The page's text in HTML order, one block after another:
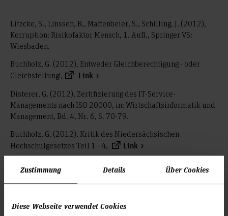
Zustimmung Details Über Cookies
Diese Webseite verwendet Cookies
Litzcke, S., Linssen, R., Maffenbeier, S., Schilling, J. (2012),
Korruption: Risikofaktor Mensch, 1. Aufl., Springer VS:
Wiesbaden.
Buchholz, G. (2012), Entweder Gleichberechtigung - oder
Gleichstellung!,
Link
Disterer, G. (2012), Zertifizierung des IT-Service-
Managements nach ISO 20000, in: Wirtschaftsinformatik und
Management, Bd. 4, Nr. 6, S. 70-79.
Buchholz, G. (2012), Kritik des Niedersächsischen
Hochschulgesetzes Teil 1 - 4,
Link
Buchholz, G. (2012), Gesellschaftliche Entfremdung auflösen
- für ein Leben und Lernen in Freiheit,